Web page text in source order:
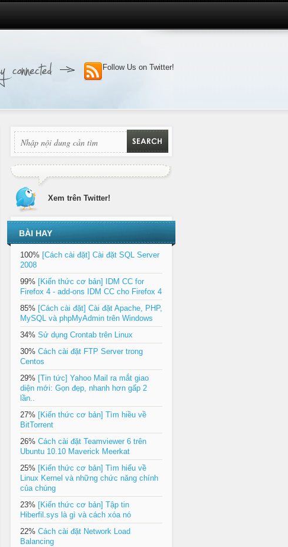
Follow Us on Twitter!
Xem trên Twitter!
BÀI HAY
100% [Cách cài đặt] Cài đặt SQL Server
2008
99% [Kiến thức cơ bản] IDM CC for
Firefox 4 - add-ons IDM CC cho Firefox 4
85% [Cách cài đặt] Cài đặt Apache, PHP,
MySQL và phpMyAdmin trên Windows
34% Sử dụng Crontab trên Linux
30% Cách cài đặt FTP Server trong
Centos
29% [Tin tức] Yahoo Mail ra mắt giao
diện mới: Gọn đẹp, nhanh hơn gấp 2
lần..
27% [Kiến thức cơ bản] Tìm hiều về
BitTorrent
26% Cách cài đặt Teamviewer 6 trên
Ubuntu 10.10 Maverick Meerkat
25% [Kiến thức cơ bản] Tìm hiểu về
Linux Kernel và những chức năng chính
của chúng
23% [Kiến thức cơ bản] Tập tin
Hiberfil.sys là gì và cách xóa nó
22% Cách cài đặt Network Load
Balancing